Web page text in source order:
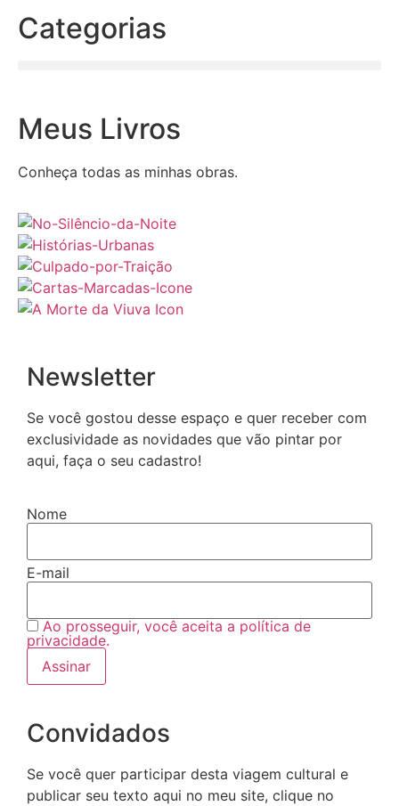
Categorias
Meus Livros
Conheça todas as minhas obras.
Newsletter
Se você gostou desse espaço e quer receber com
exclusividade as novidades que vão pintar por
aqui, faça o seu cadastro!
Nome
E-mail
Ao prosseguir, você aceita a política de
privacidade.
Convidados
Se você quer participar desta viagem cultural e
publicar seu texto aqui no meu site, clique no